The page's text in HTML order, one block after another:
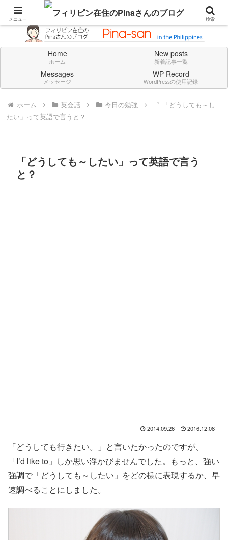
Don't think deeply. Feel always in English.
Home
ホーム
New posts
新着記事一覧
Messages
メッセージ
WP-Record
WordPressの使用記録
ホーム 英会話 今日の勉強
「どうしても～し
たい」って英語で言うと？
「どうしても～したい」って英語で言う
と？
2014.09.26 2016.12.08
「どうしても行きたい。」と言いたかったのですが、
「I’d like to」しか思い浮かびませんでした。もっと、強い
強調で「どうしても～したい」をどの様に表現するか、早
速調べることにしました。
メニュー 検索